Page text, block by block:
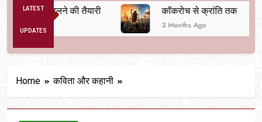
LATEST
UPDATES
बदलने की तैयारी कॉकरोच से क्रांति तक
3 Months Ago
Home कविता और कहानी